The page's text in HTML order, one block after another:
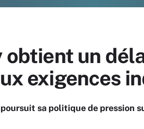
un
exigences
sa politique de pression